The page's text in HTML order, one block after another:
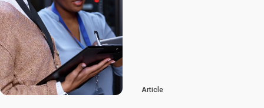
Article